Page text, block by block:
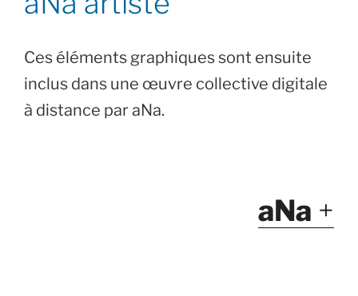
Ces éléments graphiques sont ensuite
inclus dans une œuvre collective digitale
à distance par aNa.
aNa +